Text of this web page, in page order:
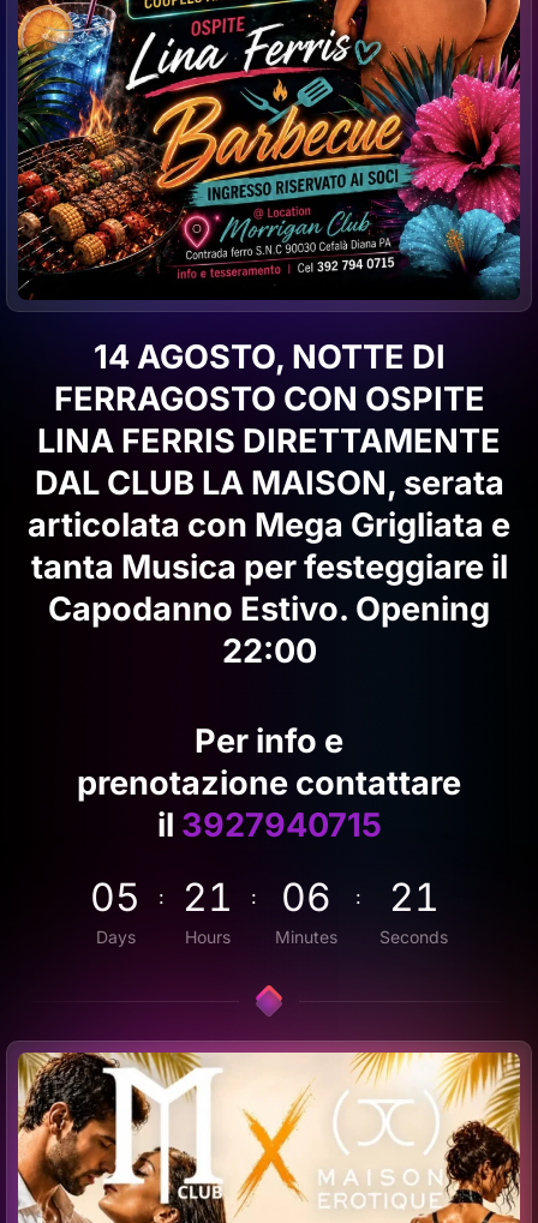
14 AGOSTO, NOTTE DI
FERRAGOSTO CON OSPITE
LINA FERRIS DIRETTAMENTE
DAL CLUB LA MAISON, serata
articolata con Mega Grigliata e
tanta Musica per festeggiare il
Capodanno Estivo. Opening
22:00
Per info e
prenotazione contattare
il 3927940715
05
Days
: 21
Hours
: 06
Minutes
: 17
Seconds